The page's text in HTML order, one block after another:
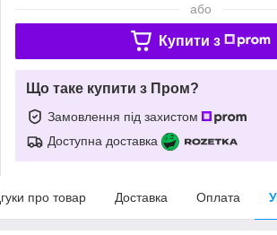
або
Купити з
Що таке купити з Пром?
Замовлення під захистом
Доступна доставка
про товар Доставка Оплата